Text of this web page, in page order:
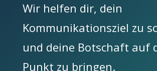
Wir helfen dir, dein
Kommunikationsziel zu
und deine Botschaft auf
Punkt zu bringen.